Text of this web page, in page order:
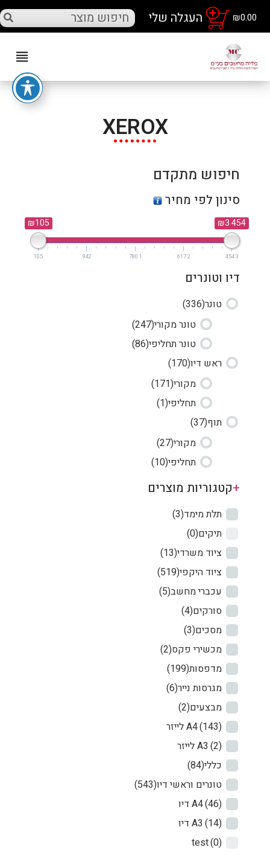
₪0.00
XEROX
חיפוש מתקדם
סינון לפי מחיר
₪105 ₪3 454
105 942 1 780 2 617 3 454
דיו וטונרים
טונר(336)
טונר מקורי(247)
טונר תחליפי(86)
ראש דיו(170)
מקורי(171)
תחליפי(1)
תוף(37)
מקורי(27)
תחליפי(10)
קטגוריות מוצרים+
תלת מימד(3)
תיקים(0)
ציוד משרדי(13)
ציוד היקפי(519)
עכברי מחשב(5)
סורקים(4)
מסכים(3)
מכשירי פקס(2)
מדפסות(199)
מגרסות נייר(6)
מבצעים(2)
לייזר A4(143)
לייזר A3 (2)
כללי(84)
טונרים וראשי דיו(543)
דיו A4(46)
דיו A3 (14)
test(0)